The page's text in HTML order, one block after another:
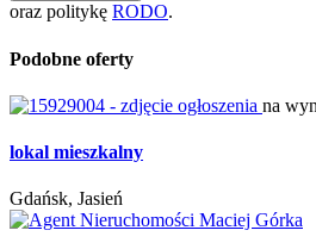
oraz politykę RODO.
Podobne oferty
na
lokal mieszkalny
Gdańsk, Jasień